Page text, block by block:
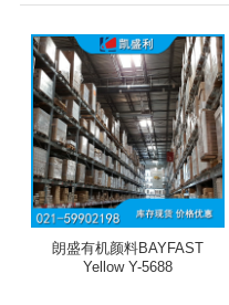
朗盛有机颜料BAYFAST
Yellow Y-5688